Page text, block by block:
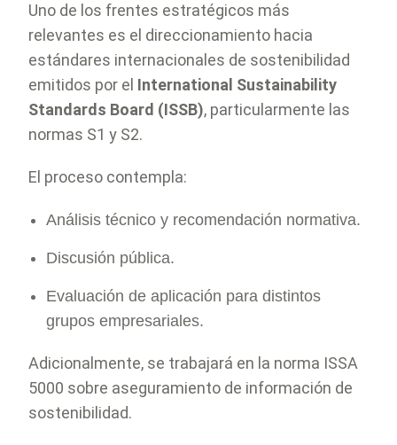
Uno de los frentes estratégicos más
relevantes es el direccionamiento hacia
estándares internacionales de sostenibilidad
emitidos por el International Sustainability
Standards Board (ISSB), particularmente las
normas S1 y S2.
El proceso contempla:
Análisis técnico y recomendación normativa.
Discusión pública.
Evaluación de aplicación para distintos
grupos empresariales.
Adicionalmente, se trabajará en la norma ISSA
5000 sobre aseguramiento de información de
sostenibilidad.